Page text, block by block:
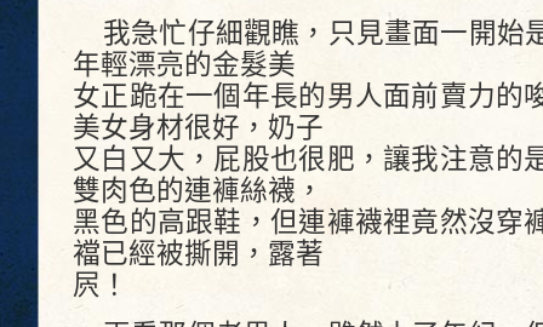
我急忙仔細觀瞧，只見畫面一開始
年輕漂亮的金髮美
女正跪在一個年長的男人面前賣力的
美女身材很好，奶子
又白又大，屁股也很肥，讓我注意的
雙肉色的連褲絲襪，
黑色的高跟鞋，但連褲襪裡竟然沒穿
襠已經被撕開，露著
屄！